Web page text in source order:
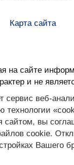
Карта сайта
на сайте
и не
сервис веб-
технологии
сайтом, вы
cookie.
Вашего